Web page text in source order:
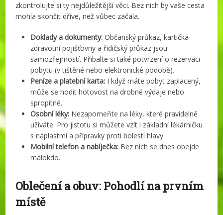
zkontrolujte si ty nejdůležitější věci. Bez nich by vaše cesta
mohla skončit dříve, než vůbec začala.
Doklady a dokumenty: Občanský průkaz, kartička
zdravotní pojišťovny a řidičský průkaz jsou
samozřejmostí. Přibalte si také potvrzení o rezervaci
pobytu (v tištěné nebo elektronické podobě).
Peníze a platební karta: I když máte pobyt zaplacený,
může se hodit hotovost na drobné výdaje nebo
spropitné.
Osobní léky: Nezapomeňte na léky, které pravidelně
užíváte. Pro jistotu si můžete vzít i základní lékárničku
s náplastmi a přípravky proti bolesti hlavy.
Mobilní telefon a nabíječka: Bez nich se dnes obejde
málokdo.
Oblečení a obuv: Pohodlí na prvním
místě